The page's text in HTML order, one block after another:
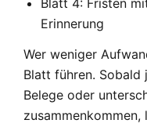
Blatt 4: Fristen
Erinnerung
Wer weniger
Blatt führen. Sobald
Belege oder